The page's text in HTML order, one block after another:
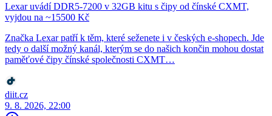
Lexar uvádí DDR5-7200 v 32GB kitu s čipy od čínské CXMT,
vyjdou na ~15500 Kč
Značka Lexar patří k těm, které seženete i v českých e-shopech. Jde
tedy o další možný kanál, kterým se do našich končin mohou dostat
paměťové čipy čínské společnosti CXMT…
diit.cz
9. 8. 2026, 22:00